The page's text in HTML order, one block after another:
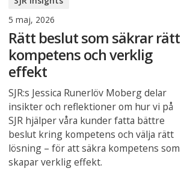
5 maj, 2026
Rätt beslut som säkrar rätt
kompetens och verklig
effekt
SJR:s Jessica Runerlöv Moberg delar
insikter och reflektioner om hur vi på
SJR hjälper våra kunder fatta bättre
beslut kring kompetens och välja rätt
lösning – för att säkra kompetens som
skapar verklig effekt.